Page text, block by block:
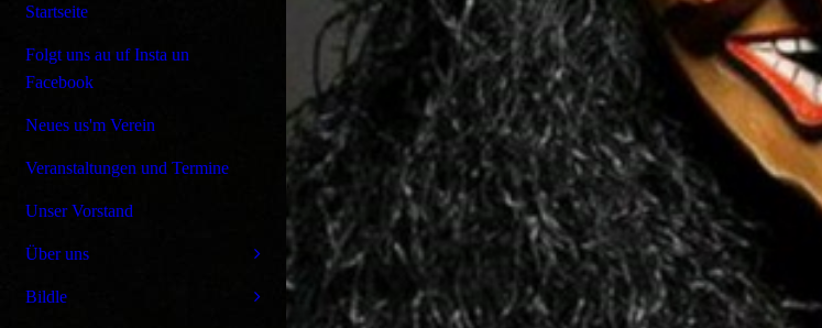
Startseite
Folgt uns au uf Insta un
Facebook
Neues us'm Verein
Veranstaltungen und Termine
Unser Vorstand
Über uns
Bildle